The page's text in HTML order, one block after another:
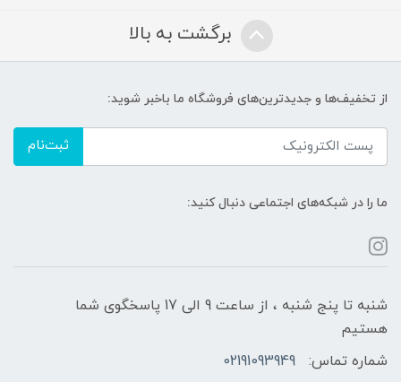
برگشت به بالا
از تخفیف‌ها و جدیدترین‌های فروشگاه ما باخبر شوید:
ثبت‌نام
ما را در شبکه‌های اجتماعی دنبال کنید:
شنبه تا پنج شنبه ، از ساعت 9 الی 17 پاسخگوی شما
هستیم
شماره تماس:
02191093949